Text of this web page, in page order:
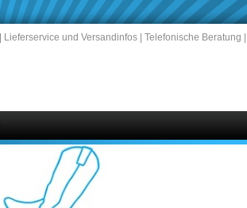
Lieferservice und Versandinfos Telefonische Beratung